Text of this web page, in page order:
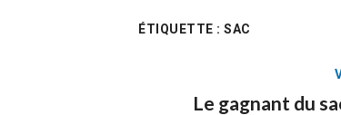
ÉTIQUETTE : SAC
Le gagnant du